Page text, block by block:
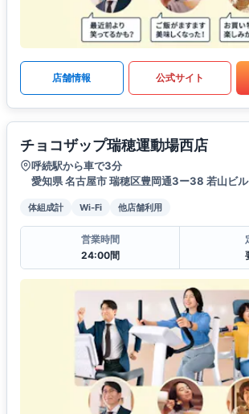
店舗情報 公式サイト
チョコザップ瑞穂運動場西店
呼続駅から車で3分
愛知県 名古屋市 瑞穂区豊岡通3ー38 若山ビル
体組成計 Wi-Fi 他店舗利用
営業時間
24:00間